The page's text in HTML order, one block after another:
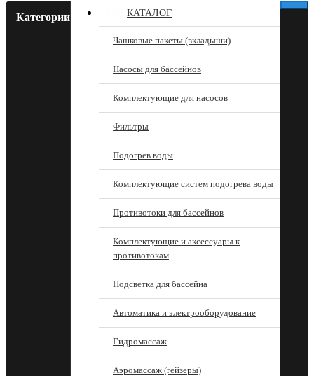
Категории КАТАЛОГ
Чашковые пакеты (вкладыши)
Насосы для бассейнов
Комплектующие для насосов
Фильтры
Подогрев воды
Комплектующие систем подогрева воды
Противотоки для бассейнов
Комплектующие и аксессуары к
противотокам
Подсветка для бассейна
Автоматика и электрооборудование
Гидромассаж
Аэромассаж (гейзеры)